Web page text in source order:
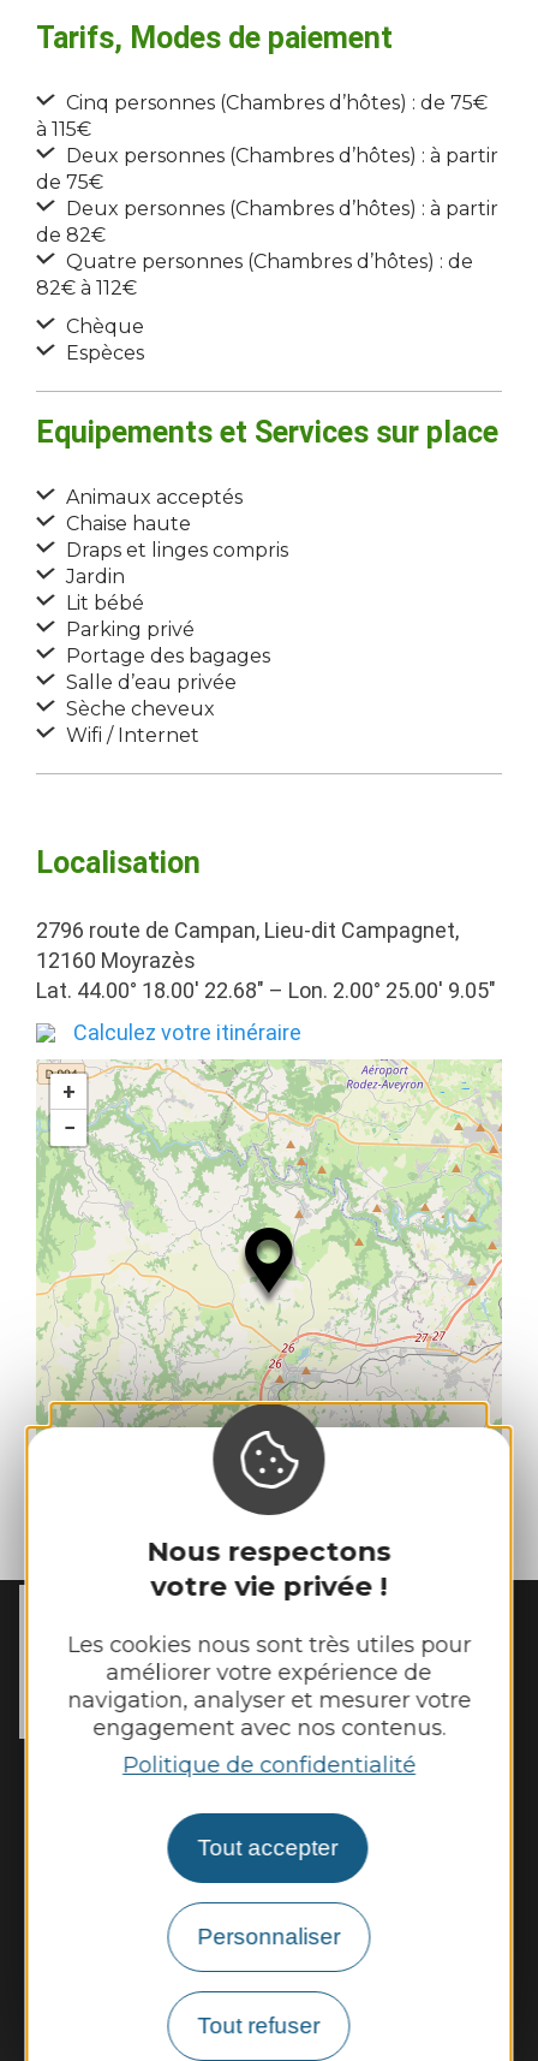
Nous respectons
votre vie privée !
Les cookies nous sont très utiles pour
améliorer votre expérience de
navigation, analyser et mesurer votre
engagement avec nos contenus.
Politique de confidentialité
Tout accepter
Personnaliser
Tout refuser
Tarifs, Modes de paiement
Cinq personnes (Chambres d’hôtes) : de 75€
à 115€
Deux personnes (Chambres d’hôtes) : à partir
de 75€
Deux personnes (Chambres d’hôtes) : à partir
de 82€
Quatre personnes (Chambres d’hôtes) : de
82€ à 112€
Chèque
Espèces
Equipements et Services sur place
Animaux acceptés
Chaise haute
Draps et linges compris
Jardin
Lit bébé
Parking privé
Portage des bagages
Salle d’eau privée
Sèche cheveux
Wifi / Internet
Localisation
2796 route de Campan, Lieu-dit Campagnet,
12160 Moyrazès
Lat. 44.00° 18.00′ 22.68″ – Lon. 2.00° 25.00′ 9.05″
Calculez votre itinéraire
+
−
MAIRIE DE MANHAC
15 chemin de l’Estang
12160 Manhac
Tél. :05 65 69 03 53
Horaires d'ouverture :
Jeudi et vendredi de 8h45 à 12h30
Nous contacter
Panneau pocket